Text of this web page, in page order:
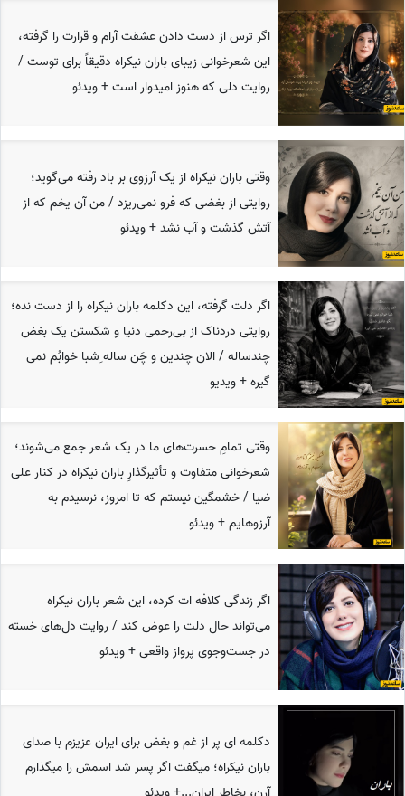
اگر ترس از دست دادن عشقت آرام و قرارت را گرفته،
این شعرخوانی زیبای باران نیکراه دقیقاً برای توست /
روایت دلی که هنوز امیدوار است + ویدئو
وقتی باران نیکراه از یک آرزوی بر باد رفته می‌گوید؛
روایتی از بغضی که فرو نمی‌ریزد / من آن یخم که از
آتش گذشت و آب نشد + ویدئو
اگر دلت گرفته، این دکلمه باران نیکراه را از دست نده؛
روایتی دردناک از بی‌رحمی دنیا و شکستن یک بغض
چندساله / الان چندین و چَن ساله ِشبا خوابُم نمی
گیره + ویدیو
وقتی تمامِ حسرت‌های ما در یک شعر جمع می‌شوند؛
شعرخوانی متفاوت و تأثیرگذارِ باران نیکراه در کنار علی
ضیا / خشمگین نیستم که تا امروز، نرسیدم به
آرزوهایم + ویدئو
اگر زندگی کلافه ات کرده، این شعر باران نیکراه
می‌تواند حال دلت را عوض کند / روایت دل‌های خسته
در جست‌وجوی پرواز واقعی + ویدئو
دکلمه ای پر از غم و بغض برای ایران عزیزم با صدای
باران نیکراه؛ میگفت اگر پسر شد اسمش را میگذارم